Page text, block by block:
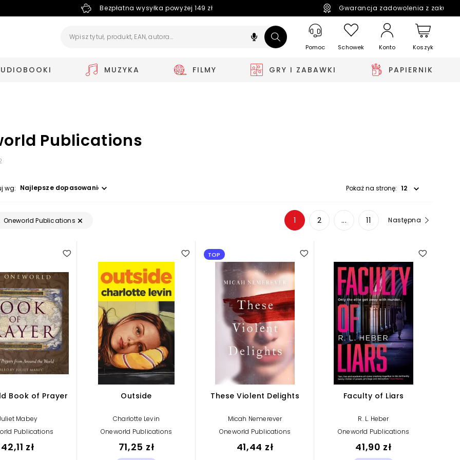
Bezpłatna wysyłka powyżej 149 zł Gwarancja zadowolenia z
Pomoc Schowek Konto Koszyk
MUZYKA FILMY GRY I ZABAWKI PAPIERNIK
Publications
wg: Pokaż na stronę:
Oneworld Publications 1 2 ... 11 Następna
Book of Prayer
Mabey
Publications
42,11 zł
Outside
Charlotte Levin
Oneworld Publications
71,25 zł
TOP
These Violent Delights
Micah Nemerever
Oneworld Publications
41,44 zł
Faculty of Liars
R. L. Heber
Oneworld Publications
41,90 zł